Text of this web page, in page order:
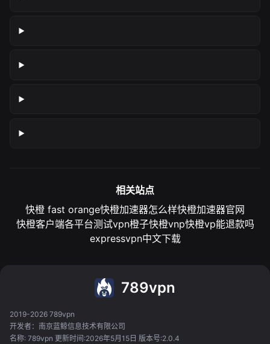
相关站点
快橙 fast orange快橙加速器怎么样快橙加速器官网
快橙客户端各平台测试vpn橙子快橙vnp快橙vp能退款吗
expressvpn中文下载
789vpn
2019-2026 789vpn
开发者：南京蓝鲸信息技术有限公司
名称: 789vpn 更新时间:2026年5月15日 版本号:2.0.4